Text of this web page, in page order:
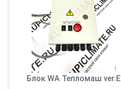
Блок WA Тепломаш ver.E